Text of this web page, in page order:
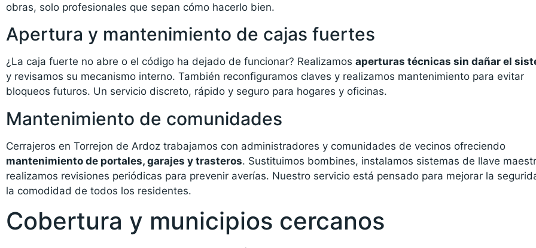
obras, solo profesionales que sepan cómo hacerlo bien.
Apertura y mantenimiento de cajas fuertes
¿La caja fuerte no abre o el código ha dejado de funcionar? Realizamos aperturas técnicas sin dañar el
y revisamos su mecanismo interno. También reconfiguramos claves y realizamos mantenimiento para evitar
bloqueos futuros. Un servicio discreto, rápido y seguro para hogares y oficinas.
Mantenimiento de comunidades
Cerrajeros en Torrejon de Ardoz trabajamos con administradores y comunidades de vecinos ofreciendo
mantenimiento de portales, garajes y trasteros. Sustituimos bombines, instalamos sistemas de llave
realizamos revisiones periódicas para prevenir averías. Nuestro servicio está pensado para mejorar la
la comodidad de todos los residentes.
Cobertura y municipios cercanos